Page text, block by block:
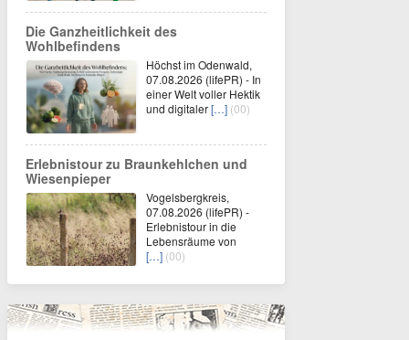
Die Ganzheitlichkeit des
Wohlbefindens
Höchst im Odenwald,
07.08.2026 (lifePR) - In
einer Welt voller Hektik
und digitaler[…] (00)
Erlebnistour zu Braunkehlchen und
Wiesenpieper
Vogelsbergkreis,
07.08.2026 (lifePR) -
Erlebnistour in die
Lebensräume von
[…] (00)